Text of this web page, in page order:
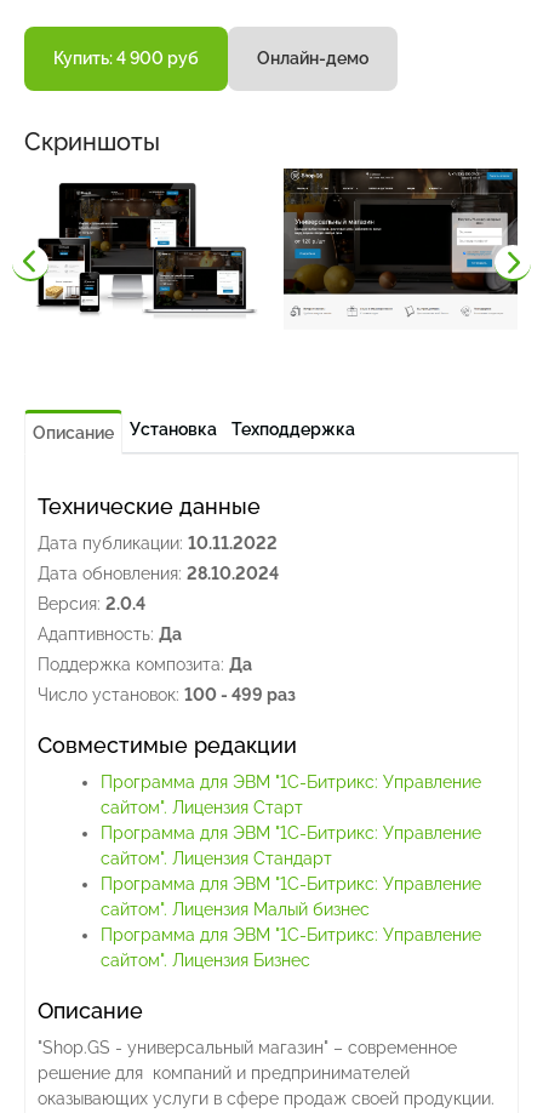
Купить: 4 900 руб Онлайн-демо
Скриншоты
Описание Установка Техподдержка
Технические данные
Дата публикации: 10.11.2022
Дата обновления: 28.10.2024
Версия: 2.0.4
Адаптивность: Да
Поддержка композита: Да
Число установок: 100 - 499 раз
Совместимые редакции
Программа для ЭВМ "1С-Битрикс: Управление
сайтом". Лицензия Старт
Программа для ЭВМ "1С-Битрикс: Управление
сайтом". Лицензия Стандарт
Программа для ЭВМ "1С-Битрикс: Управление
сайтом". Лицензия Малый бизнес
Программа для ЭВМ "1С-Битрикс: Управление
сайтом". Лицензия Бизнес
Описание
"Shop.GS - универсальный магазин" – современное
решение для компаний и предпринимателей
оказывающих услуги в сфере продаж своей продукции.